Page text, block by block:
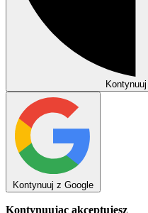
Kontynuuj z Google
Kontynuując akceptujesz